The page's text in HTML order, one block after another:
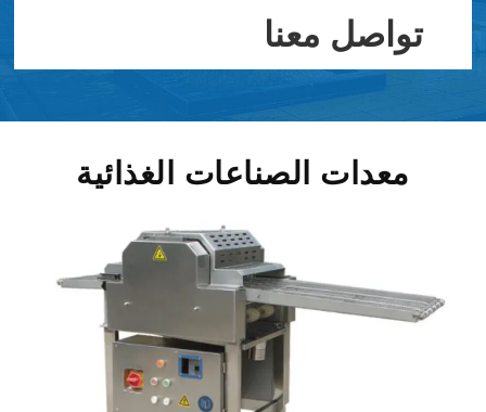
تواصل معنا
معدات الصناعات الغذائية